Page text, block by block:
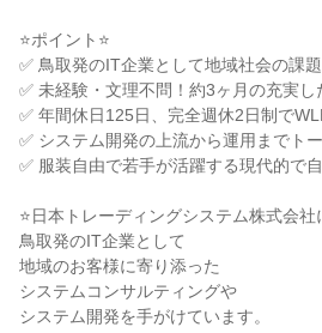
⭐ポイント⭐
✅ 鳥取発のIT企業として地域社会の課
✅ 未経験・文理不問！約3ヶ月の充実し
✅ 年間休日125日、完全週休2日制で
✅ システム開発の上流から運用までト
✅ 服装自由で若手が活躍する現代的で
⭐日本トレーディングシステム株式会社
鳥取発のIT企業として
地域のお客様に寄り添った
システムコンサルティングや
システム開発を手がけています。